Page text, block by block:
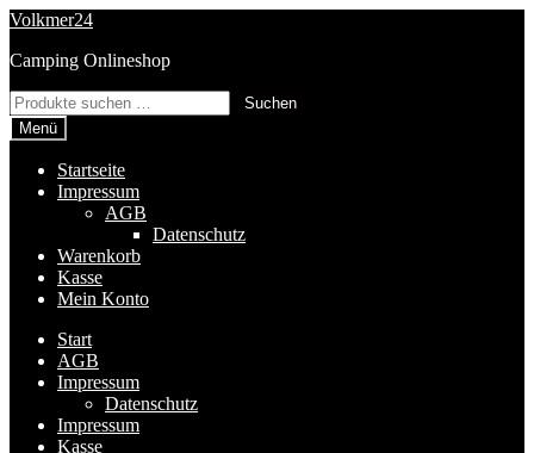
Zur
springen
Zum
springen
Volkmer24
Camping Onlineshop
Suchen
nach:
Suchen
Menü
Startseite
Impressum
AGB
Datenschutz
Warenkorb
Kasse
Mein Konto
Start
AGB
Impressum
Datenschutz
Impressum
Kasse